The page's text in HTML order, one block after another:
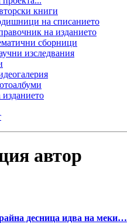
книги
на списанието
на изданието
сборници
изследвания
изданието
автор
десница идва на меки…